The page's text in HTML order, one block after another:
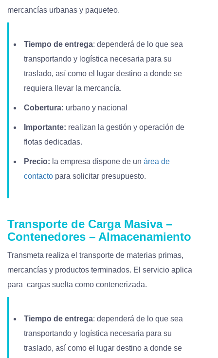
mercancías urbanas y paqueteo.
Tiempo de entrega: dependerá de lo que sea
transportando y logística necesaria para su
traslado, así como el lugar destino a donde se
requiera llevar la mercancía.
Cobertura: urbano y nacional
Importante: realizan la gestión y operación de
flotas dedicadas.
Precio: la empresa dispone de un área de
contacto para solicitar presupuesto.
Transporte de Carga Masiva –
Contenedores – Almacenamiento
Transmeta realiza el transporte de materias primas,
mercancías y productos terminados. El servicio aplica
para cargas suelta como contenerizada.
Tiempo de entrega: dependerá de lo que sea
transportando y logística necesaria para su
traslado, así como el lugar destino a donde se